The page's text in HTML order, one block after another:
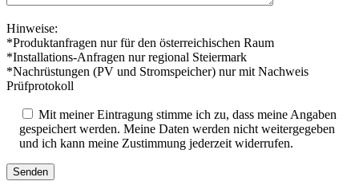
Hinweise:
*Produktanfragen nur für den österreichischen Raum
*Installations-Anfragen nur regional Steiermark
*Nachrüstungen (PV und Stromspeicher) nur mit Nachweis
Prüfprotokoll
Mit meiner Eintragung stimme ich zu, dass meine Angaben
gespeichert werden. Meine Daten werden nicht weitergegeben
und ich kann meine Zustimmung jederzeit widerrufen.